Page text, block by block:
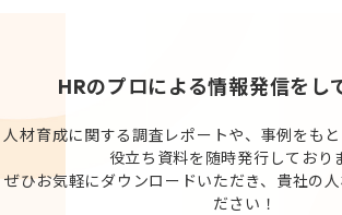
HRのプロによる情報発信をし
人材育成に関する調査レポートや、事例をも
役立ち資料を随時発行しており
ぜひお気軽にダウンロードいただき、貴社の
ださい！